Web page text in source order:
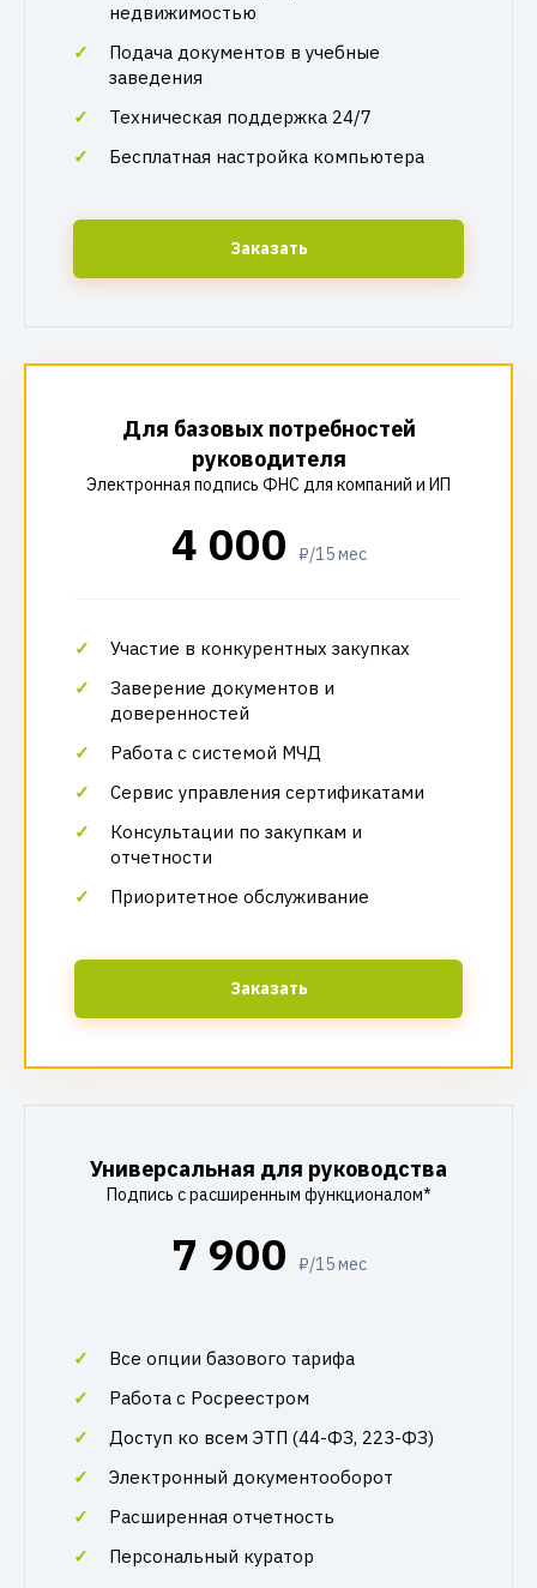
недвижимостью
Подача документов в учебные
заведения
Техническая поддержка 24/7
Бесплатная настройка компьютера
Заказать
Для базовых потребностей
руководителя
Электронная подпись ФНС для компаний и ИП
4 000 ₽/15 мес
Участие в конкурентных закупках
Заверение документов и
доверенностей
Работа с системой МЧД
Сервис управления сертификатами
Консультации по закупкам и
отчетности
Приоритетное обслуживание
Заказать
Универсальная для руководства
Подпись с расширенным функционалом*
7 900 ₽/15 мес
Все опции базового тарифа
Работа с Росреестром
Доступ ко всем ЭТП (44-ФЗ, 223-ФЗ)
Электронный документооборот
Расширенная отчетность
Персональный куратор